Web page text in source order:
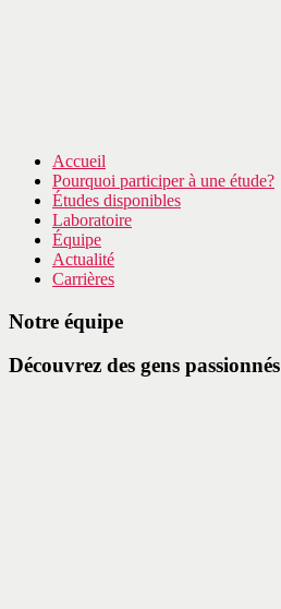
Accueil
Pourquoi participer à une étude?
Études disponibles
Laboratoire
Équipe
Actualité
Carrières
Notre équipe
Découvrez des gens passionnés